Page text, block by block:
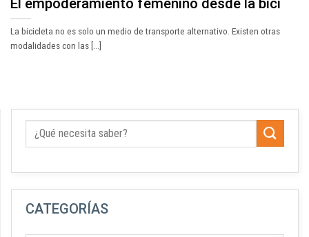
La bicicleta no es solo un medio de transporte alternativo. Existen otras
modalidades con las [...]
CATEGORÍAS